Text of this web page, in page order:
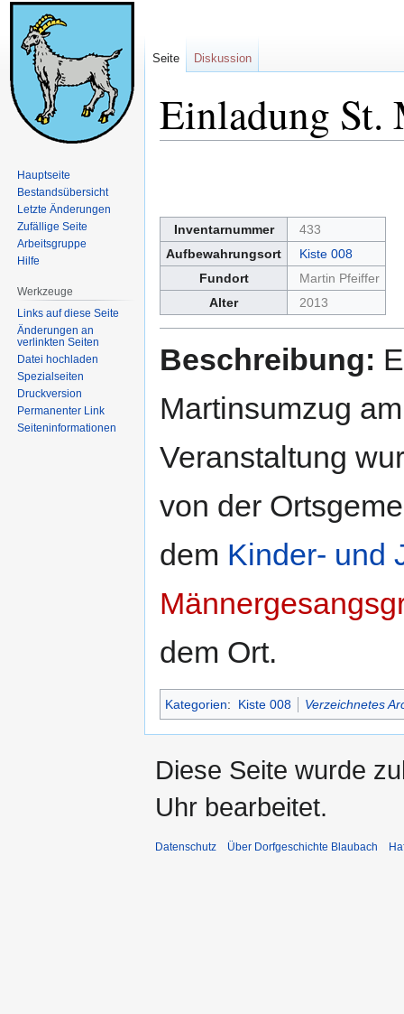
Einladung St.
Inventarnummer
433
Aufbewahrungsort
Kiste 008
Fundort
Martin Pfeiffer
Alter
2013
Beschreibung:
Martinsumzug
Veranstaltung
von der
dem Kinder- und
dem Ort.
Kategorien: Kiste 008 Verzeichnetes
Seite Diskussion
Hauptseite
Bestandsübersicht
Letzte Änderungen
Zufällige Seite
Arbeitsgruppe
Hilfe
Werkzeuge
Links auf diese Seite
Änderungen an
verlinkten Seiten
Datei hochladen
Spezialseiten
Druckversion
Permanenter Link
Seiten­informationen
Diese Seite wurde
Uhr bearbeitet.
Datenschutz Über Dorfgeschichte Blaubach